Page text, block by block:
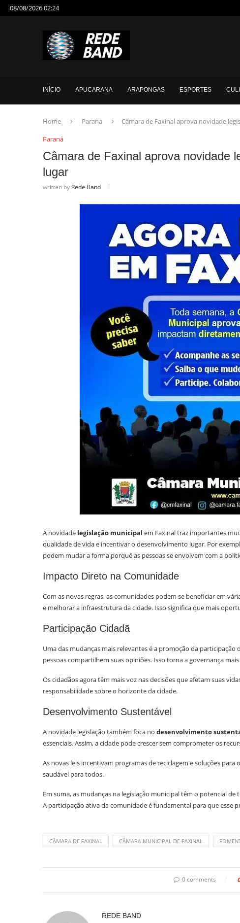
08/08/2026 02:24
INÍCIO APUCARANA ARAPONGAS ESPORTES
Home Paraná
Câmara de Faxinal aprova novidade
Paraná
Câmara de Faxinal aprova novidade
lugar
written by Rede Band
A novidade legislação municipal em Faxinal traz importantes
qualidade de vida e incentivar o desenvolvimento lugar. Por
podem mudar a forma porquê as pessoas se envolvem com a
Impacto Direto na Comunidade
Com as novas regras, as comunidades podem se beneficiar em
e melhorar a infraestrutura da cidade. Isso significa que mais
Participação Cidadã
Uma das mudanças mais relevantes é a promoção da
pessoas compartilhem suas opiniões. Isso torna a governança
Os cidadãos agora têm mais voz nas decisões que afetam suas
responsabilidade sobre o horizonte da cidade.
Desenvolvimento Sustentável
A novidade legislação também foca no desenvolvimento
essenciais. Assim, a cidade pode crescer sem comprometer os
As novas leis incentivam programas de reciclagem e soluções
saudável para todos.
Em suma, as mudanças na legislação municipal têm o potencial
A participação ativa da comunidade é fundamental para que esse
CÂMARA DE FAXINAL CÂMARA MUNICIPAL DE FAXINAL
0 comments
REDE BAND